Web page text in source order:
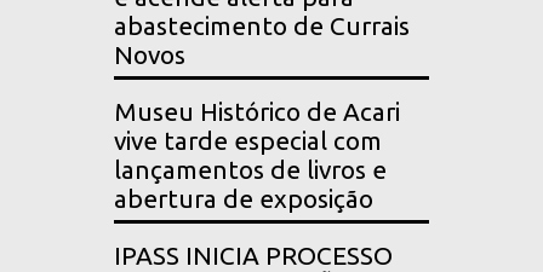
abastecimento de Currais
Novos
Museu Histórico de Acari
vive tarde especial com
lançamentos de livros e
abertura de exposição
IPASS INICIA PROCESSO